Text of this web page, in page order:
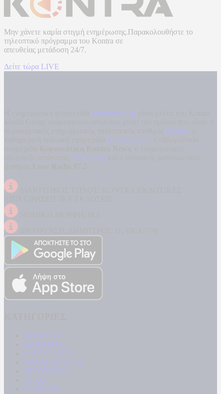
Μην χάνετε καμία στιγμή ενημέρωσης.Παρακολουθήστε το
τηλεοπτικό πρόγραμμα του Kontra σε
απευθείας μετάδοση 24/7.
Δείτε τώρα LIVE
kontranews.gr
Kontra
Kontra News
Filathlos.gr
ΠΟΛΙΤΙΚΗ
ΚΟΙΝΩΝΙΑ
ΜΠΟΥΡΛΟΤΟ
ΠΑΡΑΠΟΛΙΤΙΚΑ
ΟΙΚΟΝΟΜΙΑ
ΥΓΕΙΑ
ΕΝΕΡΓΕΙΑ